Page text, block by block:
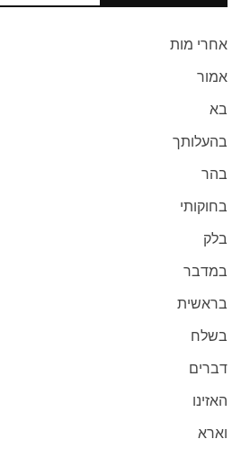
אחרי מות
אמור
בא
בהעלותך
בהר
בחוקותי
בלק
במדבר
בראשית
בשלח
דברים
האזינו
וארא